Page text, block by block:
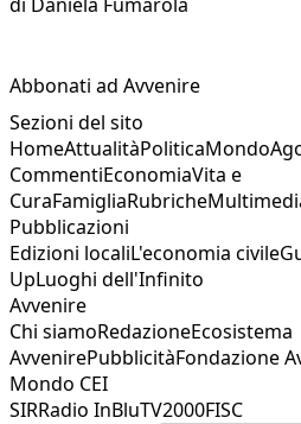
Abbonati ad Avvenire
Sezioni del sito
HomeAttualitàPoliticaMondo
CommentiEconomiaVita e
CuraFamigliaRubriche
Pubblicazioni
Edizioni localiL'economia civile
UpLuoghi dell'Infinito
Avvenire
Chi siamoRedazioneEcosistema
AvvenirePubblicitàFondazione
Mondo CEI
SIRRadio InBluTV2000FISC